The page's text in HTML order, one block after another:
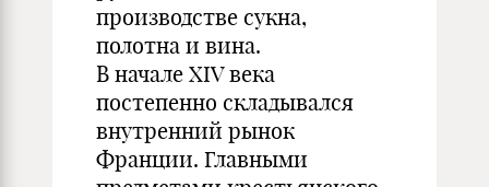
производстве сукна,
полотна и вина.
В начале XIV века
постепенно складывался
внутренний рынок
Франции. Главными